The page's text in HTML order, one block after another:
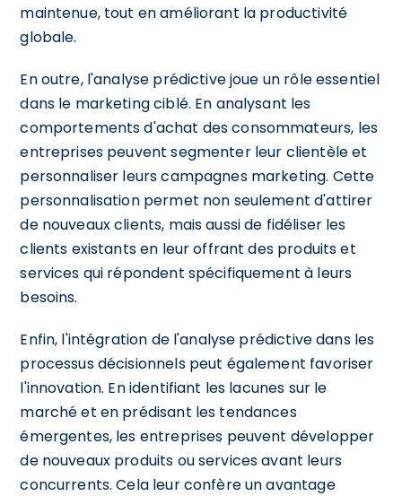
maintenue, tout en améliorant la productivité
globale.
En outre, l'analyse prédictive joue un rôle essentiel
dans le marketing ciblé. En analysant les
comportements d'achat des consommateurs, les
entreprises peuvent segmenter leur clientèle et
personnaliser leurs campagnes marketing. Cette
personnalisation permet non seulement d'attirer
de nouveaux clients, mais aussi de fidéliser les
clients existants en leur offrant des produits et
services qui répondent spécifiquement à leurs
besoins.
Enfin, l'intégration de l'analyse prédictive dans les
processus décisionnels peut également favoriser
l'innovation. En identifiant les lacunes sur le
marché et en prédisant les tendances
émergentes, les entreprises peuvent développer
de nouveaux produits ou services avant leurs
concurrents. Cela leur confère un avantage